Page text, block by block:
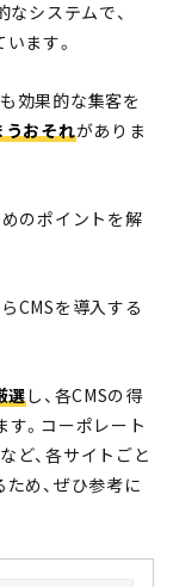
システムで、
ます。
効果的な集客を
うおそれがありま
のポイントを解
CMSを導入する
選し、各CMSの得
す。コーポレート
ど、各サイトごと
め、ぜひ参考に